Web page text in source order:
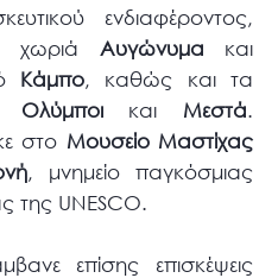
ενδιαφέροντος,
χωριά Αυγώνυμα και
Κάμπο, καθώς και τα
Ολύμποι και Μεστά.
στο Μουσείο Μαστίχας
, μνημείο παγκόσμιας
της UNESCO.
επίσης επισκέψεις